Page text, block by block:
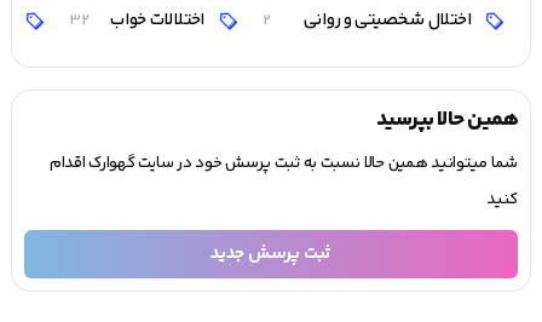
اختلال شخصیتی و روانی 2 اختلالات خواب 32
همین حالا بپرسید
شما میتوانید همین حالا نسبت به ثبت پرسش خود در سایت گهوارک اقدام
کنید
ثبت پرسش جدید